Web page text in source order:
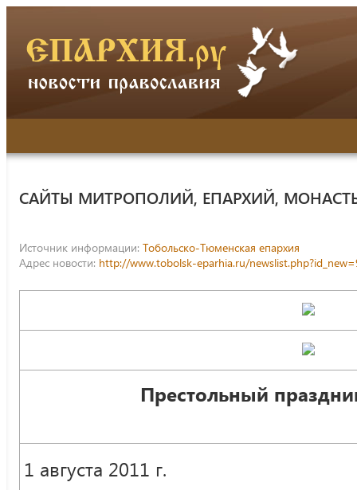
САЙТЫ МИТРОПОЛИЙ, ЕПАРХИЙ,
Источник информации: Тобольско-Тюменская епархия
Адрес новости: http://www.tobolsk-eparhia.ru/
Престольный
1 августа 2011 г.